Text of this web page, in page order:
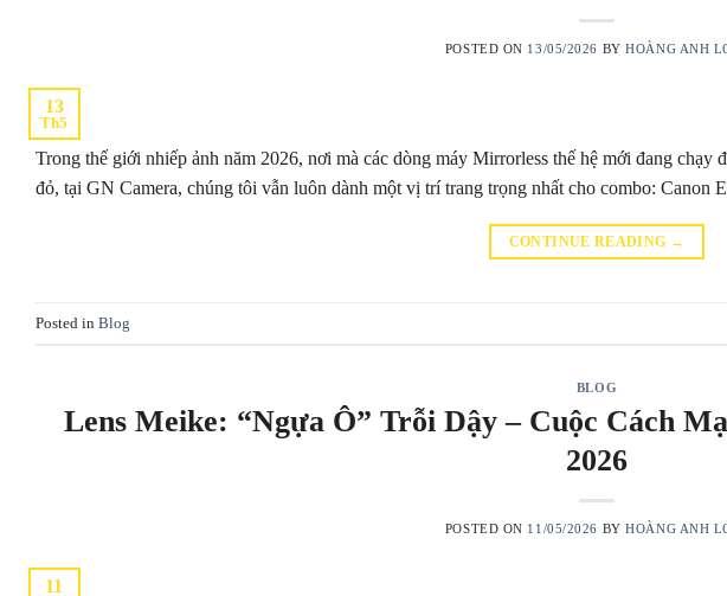
POSTED ON 13/05/2026 BYHOÀNG ANH
13
Th5
Trong thế giới nhiếp ảnh năm 2026, nơi mà các dòng máy Mirrorless thế hệ mới đang
đỏ, tại GN Camera, chúng tôi vẫn luôn dành một vị trí trang trọng nhất cho combo:
CONTINUE READING →
Posted in Blog
BLOG
Lens Meike: “Ngựa Ô” Trỗi Dậy – Cuộc Cách
2026
POSTED ON 11/05/2026 BYHOÀNG ANH
11